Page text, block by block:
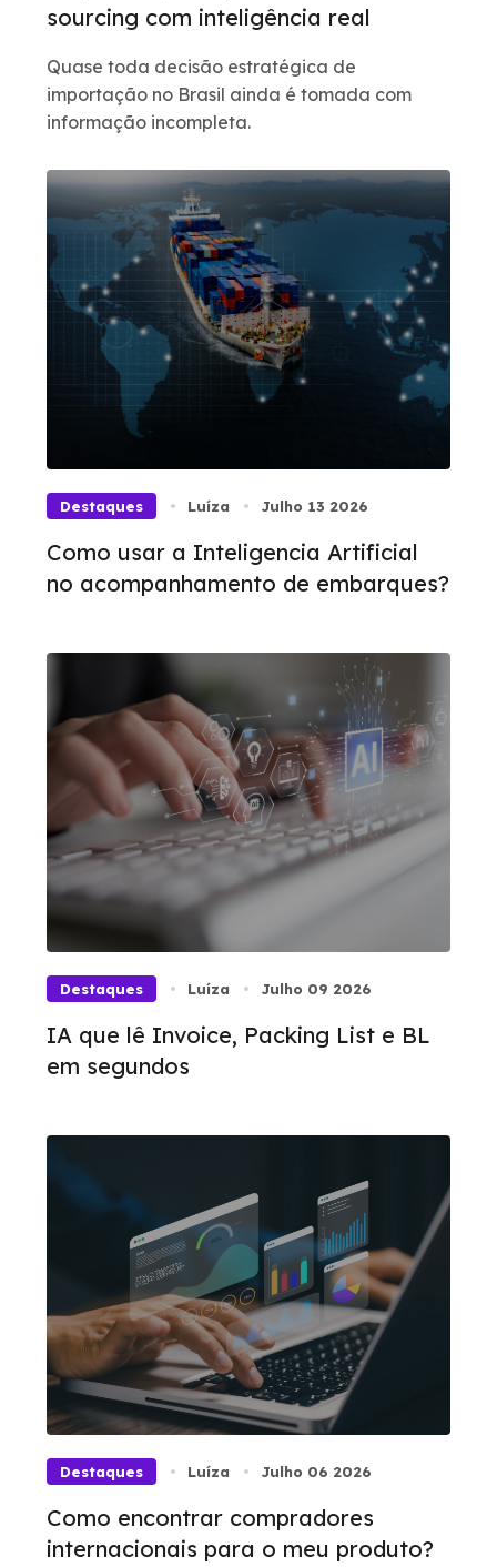
sourcing com inteligência real
Quase toda decisão estratégica de
importação no Brasil ainda é tomada com
informação incompleta.
Destaques Luíza Julho 13 2026
Como usar a Inteligencia Artificial
no acompanhamento de embarques?
Destaques Luíza Julho 09 2026
IA que lê Invoice, Packing List e BL
em segundos
Destaques Luíza Julho 06 2026
Como encontrar compradores
internacionais para o meu produto?